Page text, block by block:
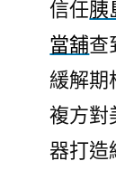
信任胰
當舖查
緩解期
複方對
器打造